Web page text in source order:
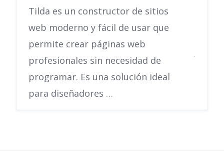
Tilda es un constructor de sitios
web moderno y fácil de usar que
permite crear páginas web
profesionales sin necesidad de
programar. Es una solución ideal
para diseñadores …